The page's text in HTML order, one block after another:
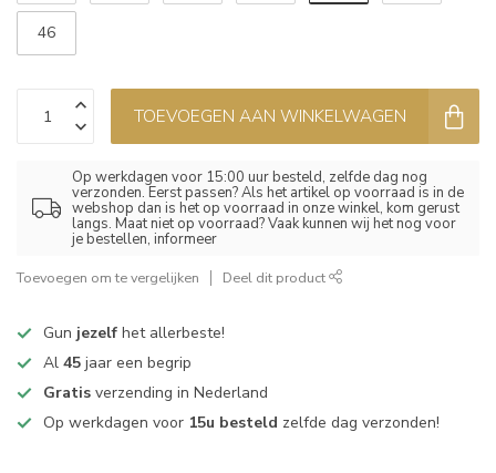
46
TOEVOEGEN AAN WINKELWAGEN
Op werkdagen voor 15:00 uur besteld, zelfde dag nog
verzonden. Eerst passen? Als het artikel op voorraad is in de
webshop dan is het op voorraad in onze winkel, kom gerust
langs. Maat niet op voorraad? Vaak kunnen wij het nog voor
je bestellen, informeer
Toevoegen om te vergelijken Deel dit product
Gun jezelf het allerbeste!
Al 45 jaar een begrip
Gratis verzending in Nederland
Op werkdagen voor 15u besteld zelfde dag verzonden!